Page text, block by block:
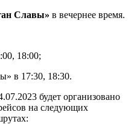
Славы» в вечернее время.
18:00;
в 17:30, 18:30.
будет организовано
на следующих